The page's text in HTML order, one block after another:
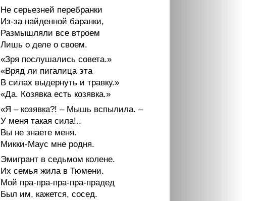
Не серьезней перебранки
Из-за найденной баранки,
Размышляли все втроем
Лишь о деле о своем.
«Зря послушались совета.»
«Вряд ли пигалица эта
В силах выдернуть и травку.»
«Да. Козявка есть козявка.»
«Я – козявка?! – Мышь вспылила. –
У меня такая сила!..
Вы не знаете меня.
Микки-Маус мне родня.
Эмигрант в седьмом колене.
Их семья жила в Тюмени.
Мой пра-пра-пра-пра-прадед
Был им, кажется, сосед.